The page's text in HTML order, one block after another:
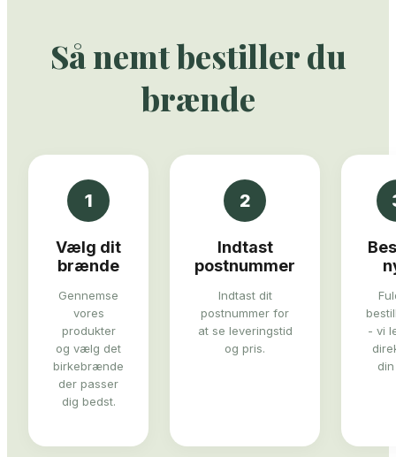
Så nemt bestiller du
brænde
1
Vælg dit
brænde
Gennemse
vores
produkter
og vælg det
birkebrænde
der passer
dig bedst.
2
Indtast
postnummer
Indtast dit
postnummer for
at se leveringstid
og pris.
- vi